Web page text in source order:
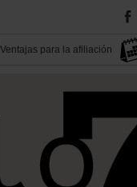
Ventajas para la afiliación